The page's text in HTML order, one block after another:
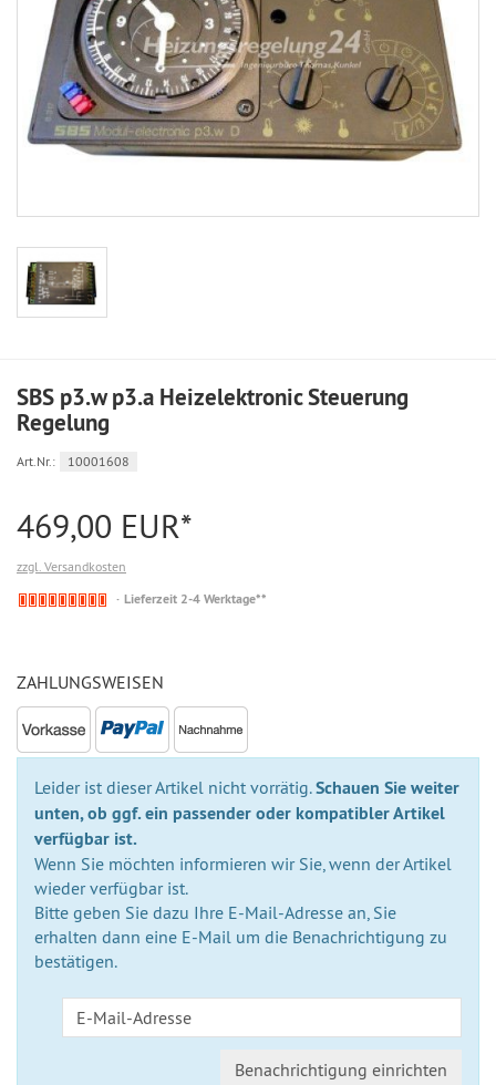
SBS p3.w p3.a Heizelektronic Steuerung
Regelung
Art.Nr.: 10001608
469,00 EUR*
zzgl. Versandkosten
Nicht
Lieferzeit 2-4 Werktage**
ZAHLUNGSWEISEN
Leider ist dieser Artikel nicht vorrätig.Schauen Sie weiter
unten, ob ggf. ein passender oder kompatibler Artikel
verfügbar ist.
Wenn Sie möchten informieren wir Sie, wenn der Artikel
wieder verfügbar ist.
Bitte geben Sie dazu Ihre E-Mail-Adresse an, Sie
erhalten dann eine E-Mail um die Benachrichtigung zu
bestätigen.
Benachrichtigung einrichten